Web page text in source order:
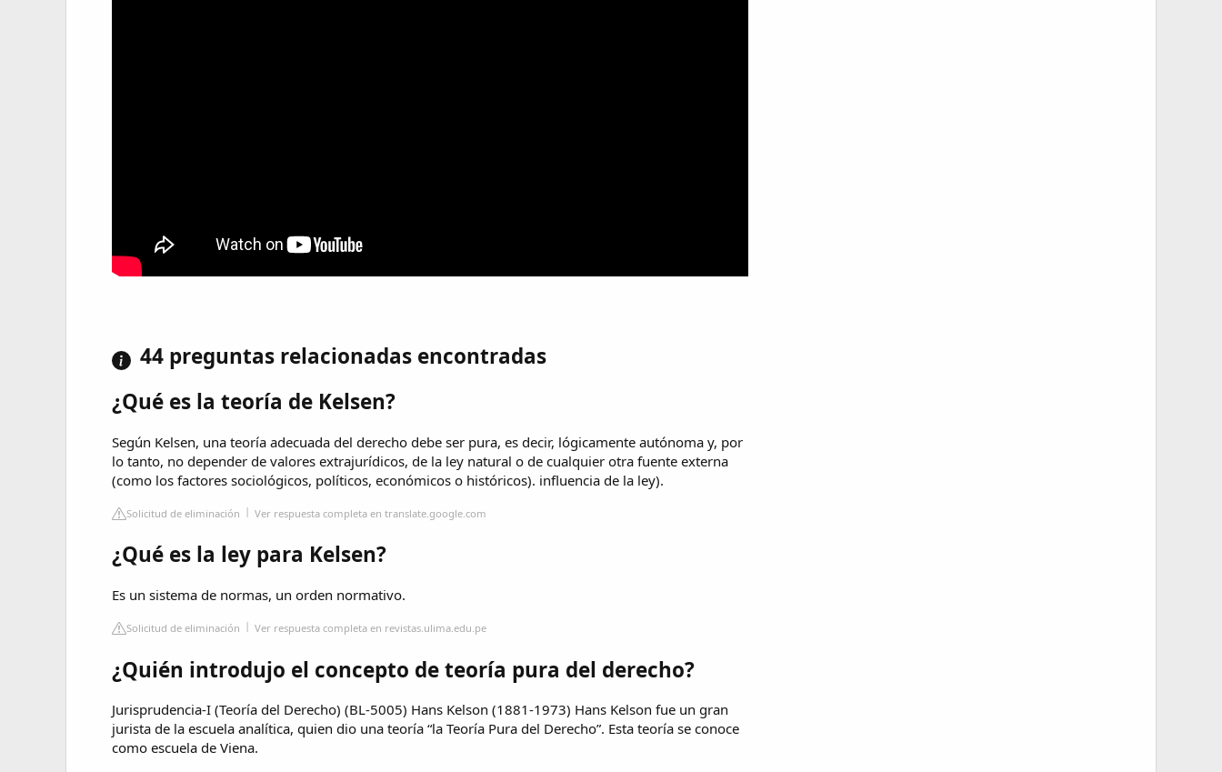
44 preguntas relacionadas encontradas
¿Qué es la teoría de Kelsen?
Según Kelsen, una teoría adecuada del derecho debe ser pura, es decir, lógicamente autónoma y, por
lo tanto, no depender de valores extrajurídicos, de la ley natural o de cualquier otra fuente externa
(como los factores sociológicos, políticos, económicos o históricos). influencia de la ley).
Solicitud de eliminación Ver respuesta completa en translate.google.com
¿Qué es la ley para Kelsen?
Es un sistema de normas, un orden normativo.
Solicitud de eliminación Ver respuesta completa en revistas.ulima.edu.pe
¿Quién introdujo el concepto de teoría pura del derecho?
Jurisprudencia-I (Teoría del Derecho) (BL-5005) Hans Kelson (1881-1973) Hans Kelson fue un gran
jurista de la escuela analítica, quien dio una teoría “la Teoría Pura del Derecho”. Esta teoría se conoce
como escuela de Viena.